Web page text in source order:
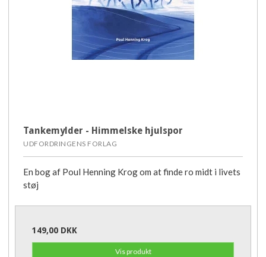
Tankemylder - Himmelske hjulspor
UDFORDRINGENS FORLAG
En bog af Poul Henning Krog om at finde ro midt i livets
støj
149,00 DKK
Vis produkt